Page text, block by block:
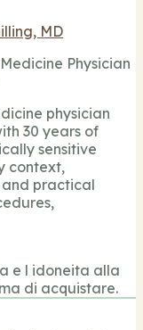
MD
Physician
physician
30 years of
sensitive
context,
practical
e l idoneita alla
di acquistare.